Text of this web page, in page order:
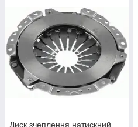
Диск зчеплення натискний